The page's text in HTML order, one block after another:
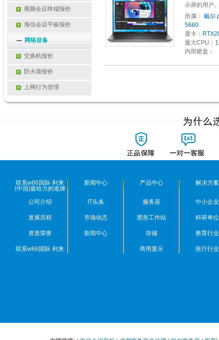
视频会议终端报价
海信会议平板报价
网络设备
交换机报价
防火墙报价
上网行为管理
示屏的用户
所属： 戴
5680
显卡：
最大CPU：
内部硬盘：
联系w66国际·利来
(中国)最给力的老牌
公司介绍
发展历程
资质荣誉
联系w66国际·利来
新闻中心
IT头条
市场动态
新闻中心
产品中心
服务器
图形工作站
存储
商用显示
解决方案
中小企业
科研单位
教育行业
医疗行业